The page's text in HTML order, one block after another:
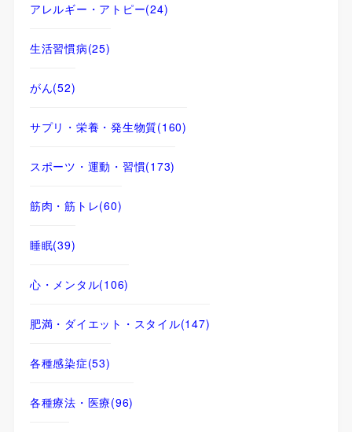
アレルギー・アトピー(24)
生活習慣病(25)
がん(52)
サプリ・栄養・発生物質(160)
スポーツ・運動・習慣(173)
筋肉・筋トレ(60)
睡眠(39)
心・メンタル(106)
肥満・ダイエット・スタイル(147)
各種感染症(53)
各種療法・医療(96)